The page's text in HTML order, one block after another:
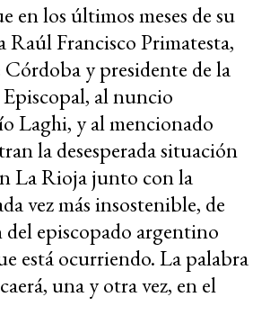
en los últimos meses de su
Raúl Francisco Primatesta,
Córdoba y presidente de la
al nuncio
Laghi, y al mencionado
la desesperada situación
La Rioja junto con la
vez más insostenible, de
del episcopado argentino
está ocurriendo. La palabra
una y otra vez, en el